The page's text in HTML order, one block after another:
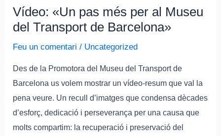
Vídeo: «Un pas més per al Museu
del Transport de Barcelona»
Feu un comentari / Uncategorized
Des de la Promotora del Museu del Transport de
Barcelona us volem mostrar un vídeo-resum que val la
pena veure. Un recull d’imatges que condensa dècades
d’esforç, dedicació i perseverança per una causa que
molts compartim: la recuperació i preservació del
de
Barcelona»